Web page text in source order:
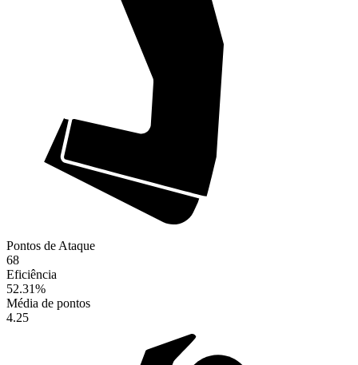
Pontos de Ataque
68
Eficiência
52.31%
Média de pontos
4.25